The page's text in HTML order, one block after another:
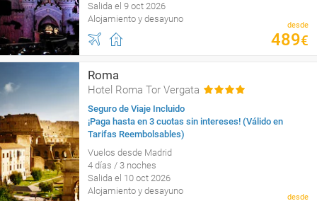
Salida el 9 oct 2026
Alojamiento y desayuno
desde
489€
Roma
Hotel Roma Tor Vergata
Seguro de Viaje Incluido
¡Paga hasta en 3 cuotas sin intereses! (Válido en
Tarifas Reembolsables)
Vuelos desde Madrid
4 días / 3 noches
Salida el 10 oct 2026
Alojamiento y desayuno
desde